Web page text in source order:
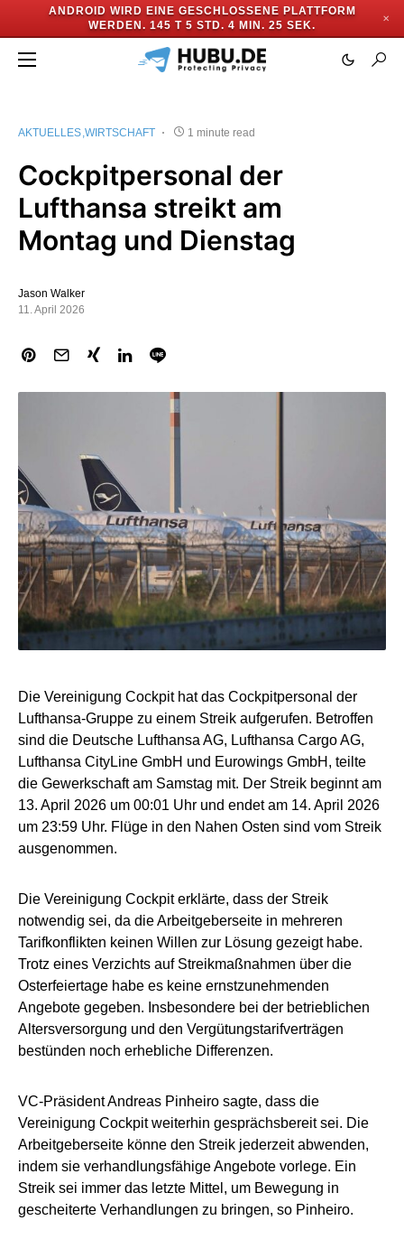
ANDROID WIRD EINE GESCHLOSSENE PLATTFORM
WERDEN. 145 T 5 STD. 4 MIN. 24 SEK.
✕
AKTUELLES WIRTSCHAFT 1 minute read
Cockpitpersonal der
Lufthansa streikt am
Montag und Dienstag
Jason Walker
11. April 2026
Die Vereinigung Cockpit hat das Cockpitpersonal der
Lufthansa-Gruppe zu einem Streik aufgerufen. Betroffen
sind die Deutsche Lufthansa AG, Lufthansa Cargo AG,
Lufthansa CityLine GmbH und Eurowings GmbH, teilte
die Gewerkschaft am Samstag mit. Der Streik beginnt am
13. April 2026 um 00:01 Uhr und endet am 14. April 2026
um 23:59 Uhr. Flüge in den Nahen Osten sind vom Streik
ausgenommen.
Die Vereinigung Cockpit erklärte, dass der Streik
notwendig sei, da die Arbeitgeberseite in mehreren
Tarifkonflikten keinen Willen zur Lösung gezeigt habe.
Trotz eines Verzichts auf Streikmaßnahmen über die
Osterfeiertage habe es keine ernstzunehmenden
Angebote gegeben. Insbesondere bei der betrieblichen
Altersversorgung und den Vergütungstarifverträgen
bestünden noch erhebliche Differenzen.
VC-Präsident Andreas Pinheiro sagte, dass die
Vereinigung Cockpit weiterhin gesprächsbereit sei. Die
Arbeitgeberseite könne den Streik jederzeit abwenden,
indem sie verhandlungsfähige Angebote vorlege. Ein
Streik sei immer das letzte Mittel, um Bewegung in
gescheiterte Verhandlungen zu bringen, so Pinheiro.